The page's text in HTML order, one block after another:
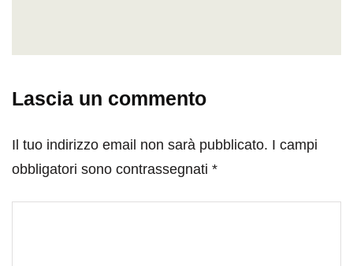
Lascia un commento
Il tuo indirizzo email non sarà pubblicato. I campi
obbligatori sono contrassegnati *